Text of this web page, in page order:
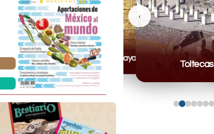
Mayas
Toltecas
Olmecas
‹